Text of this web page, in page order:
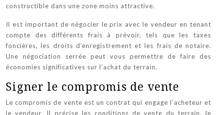
constructible dans une zone moins attractive.
Il est important de négocier le prix avec le vendeur en tenant
compte des différents frais à prévoir, tels que les taxes
foncières, les droits d’enregistrement et les frais de notaire.
Une négociation serrée peut vous permettre de faire des
économies significatives sur l’achat du terrain.
Signer le compromis de vente
Le compromis de vente est un contrat qui engage l’acheteur et
le vendeur. Il précise les conditions de vente du terrain, le